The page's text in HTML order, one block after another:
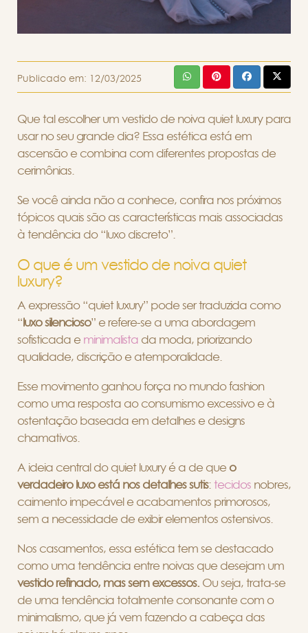
Publicado em: 12/03/2025
Que tal escolher um vestido de noiva quiet luxury para
usar no seu grande dia? Essa estética está em
ascensão e combina com diferentes propostas de
cerimônias.
Se você ainda não a conhece, confira nos próximos
tópicos quais são as características mais associadas
à tendência do “luxo discreto”.
O que é um vestido de noiva quiet
luxury?
A expressão “quiet luxury” pode ser traduzida como
“ luxo silencioso” e refere-se a uma abordagem
sofisticada e minimalista da moda, priorizando
qualidade, discrição e atemporalidade.
Esse movimento ganhou força no mundo fashion
como uma resposta ao consumismo excessivo e à
ostentação baseada em detalhes e designs
chamativos.
A ideia central do quiet luxury é a de que o
verdadeiro luxo está nos detalhes sutis: tecidos nobres,
caimento impecável e acabamentos primorosos,
sem a necessidade de exibir elementos ostensivos.
Nos casamentos, essa estética tem se destacado
como uma tendência entre noivas que desejam um
vestido refinado, mas sem excessos. Ou seja, trata-se
de uma tendência totalmente consonante com o
minimalismo, que já vem fazendo a cabeça das